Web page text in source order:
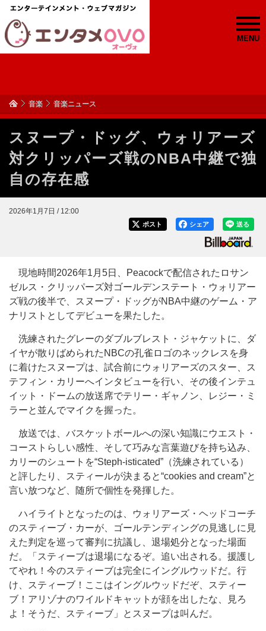
MENU
音楽 音楽ニュース
スヌープ・ドッグ、ウォリアーズ
対クリッパーズ戦のNBA中継で独
自の存在感
2026年1月7日 / 12:00
送る
シェア
ポスト
現地時間2026年1月5日、Peacockで配信されたロサン
ゼルス・クリッパーズ対ゴールデンステート・ウォリアー
ズ戦の後半で、スヌープ・ドッグがNBA中継のゲーム・ア
ナリストとしてデビューを果たした。
洗練されたグレーのダブルブレスト・ジャケットに、ダ
イヤが散りばめられたNBCの孔雀ロゴのネックレスを身
に着けたスヌープは、試合前にウォリアーズのスター、ス
テフィン・カリーへインタビューを行い、その後インテュ
イット・ドームの放送席でテリー・ギャノン、レジー・ミ
ラーと並んでマイクを握った。
放送では、バスケットボールへの深い知識にウエスト・
コーストらしい感性、そして巧みな言葉遊びを持ち込み、
カリーのシュートを“Steph-isticated”（洗練されている）
と評したり、スティールが決まると“cookies and cream”と
言い放つなど、随所で個性を発揮した。
ハイライトとなったのは、ウォリアーズ・ヘッドコーチ
のスティーブ・カーが、ゴールテンディングの見逃しに見
えた判定を巡って審判に抗議し、退場処分となった場面
だ。「スティーブは退場になるぞ。追い出される。援護し
てやれ！今のスティーブは完全にイングルウッドだ。行
け、スティーブ！ここはイングルウッドだぞ、スティー
ブ！アリゾナのワイルドキャットが顔を出したな、見ろ
よ！そうだ、スティーブ」とスヌープは叫んだ。